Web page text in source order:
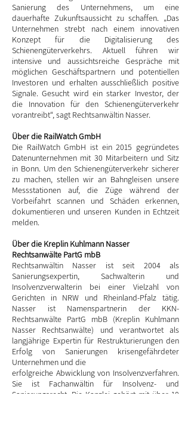
Sanierung des Unternehmens, um eine
dauerhafte Zukunftsaussicht zu schaffen. „Das
Unternehmen strebt nach einem innovativen
Konzept für die Digitalisierung des
Schienengüterverkehrs. Aktuell führen wir
intensive und aussichtsreiche Gespräche mit
möglichen Geschäftspartnern und potentiellen
Investoren und erhalten ausschließlich positive
Signale. Gesucht wird ein starker Investor, der
die Innovation für den Schienengüterverkehr
vorantreibt“, sagt Rechtsanwältin Nasser.
Über die RailWatch GmbH
Die RailWatch GmbH ist ein 2015 gegründetes
Datenunternehmen mit 30 Mitarbeitern und Sitz
in Bonn. Um den Schienengüterverkehr sicherer
zu machen, stellen wir an Bahngleisen unsere
Messstationen auf, die Züge während der
Vorbeifahrt scannen und Schäden erkennen,
dokumentieren und unseren Kunden in Echtzeit
melden.
Über die Kreplin Kuhlmann Nasser
Rechtsanwälte PartG mbB
Rechtsanwältin Nasser ist seit 2004 als
Sanierungsexpertin, Sachwalterin und
Insolvenzverwalterin bei einer Vielzahl von
Gerichten in NRW und Rheinland-Pfalz tätig.
Nasser ist Namenspartnerin der KKN-
Rechtsanwälte PartG mbB (Kreplin Kuhlmann
Nasser Rechtsanwälte) und verantwortet als
langjährige Expertin für Restrukturierungen den
Erfolg von Sanierungen krisengefährdeter
Unternehmen und die
erfolgreiche Abwicklung von Insolvenzverfahren.
Sie ist Fachanwältin für Insolvenz- und
Sanierungsrecht. Die Kanzlei gehört mit über 10